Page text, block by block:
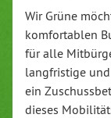
Wir Grüne
komfortablen
für alle
langfristige
ein
dieses